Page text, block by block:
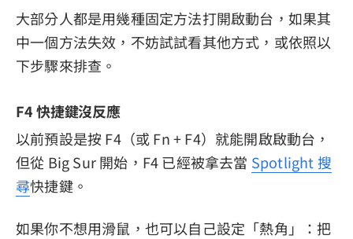
大部分人都是用幾種固定方法打開啟動台，如果其
中一個方法失效，不妨試試看其他方式，或依照以
下步驟來排查。
F4 快捷鍵沒反應
以前預設是按 F4（或 Fn + F4）就能開啟啟動台，
但從 Big Sur 開始，F4 已經被拿去當 Spotlight 搜
尋快捷鍵。
如果你不想用滑鼠，也可以自己設定「熱角」：把